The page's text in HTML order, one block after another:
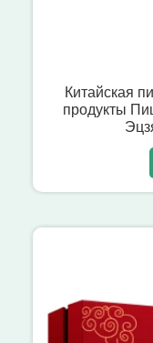
Китайская
продукты